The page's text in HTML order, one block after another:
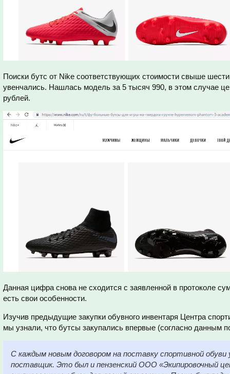
Поиски бутс от Nike соответствующих стоимости свыше
увенчались. Нашлась модель за 5 тысяч 990, в этом случае
рублей.
Данная цифра снова не сходится с заявленной в протоколе
есть свои особенности.
Изучив предыдущие закупки обувного инвентаря Центра
мы узнали, что бутсы закупались впервые (согласно данным
С каждым новым договором на поставку спортивной
поставщик. Это был и пензенский ООО «Экипировочный